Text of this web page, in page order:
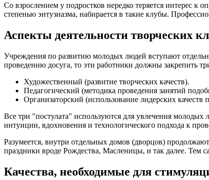
Со взрослением у подростков нередко теряется интерес
степенью энтузиазма, набирается в такие клубы.
Аспекты деятельности творческих
Учреждения по развитию молодых людей вступают
проведению досуга, то эти работники должны закрепить
Художественный (развитие творческих качеств).
Педагогический (методика проведения занятий
Организаторский (использование лидерских качеств
Все три "постулата" используются для увлечения молодых
интуиции, вдохновения и технологического подхода к
Разумеется, внутри отдельных домов (дворцов)
праздники вроде Рождества, Масленицы, и так далее. Тем
Качества, необходимые для